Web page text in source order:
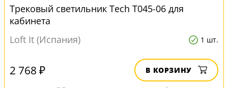
Трековый светильник Tech T045-06 для
кабинета
Loft It (Испания)
1 шт.
2 768 ₽ В КОРЗИНУ